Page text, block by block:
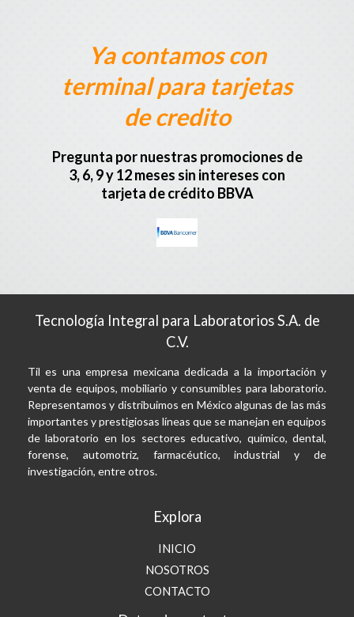
Ya contamos con
terminal para tarjetas
de credito
Pregunta por nuestras promociones de
3, 6, 9 y 12 meses sin intereses con
tarjeta de crédito BBVA
Tecnología Integral para Laboratorios S.A. de
C.V.
Til es una empresa mexicana dedicada a la importación y
venta de equipos, mobiliario y consumibles para laboratorio.
Representamos y distribuimos en México algunas de las más
importantes y prestigiosas líneas que se manejan en equipos
de laboratorio en los sectores educativo, químico, dental,
forense, automotriz, farmacéutico, industrial y de
investigación, entre otros.
Explora
INICIO
NOSOTROS
CONTACTO